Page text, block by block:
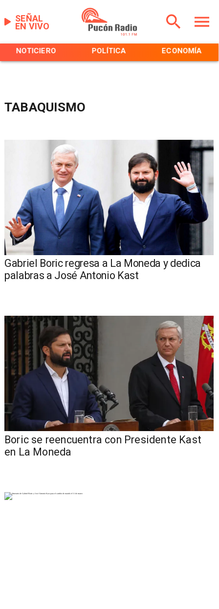
EN VIVO
SEÑAL
NOTICIERO POLÍTICA ECONOMÍA
TABAQUISMO
Gabriel Boric regresa a La Moneda y dedica
palabras a José Antonio Kast
Boric se reencuentra con Presidente Kast
en La Moneda